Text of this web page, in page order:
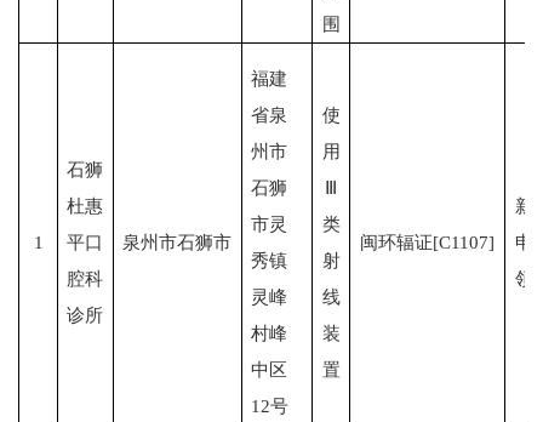
围
1
石狮
杜惠
平口
腔科
诊所
泉州市石狮市
福建
省泉
州市
石狮
市灵
秀镇
灵峰
村峰
中区
12号
使
用
Ⅲ
类
射
线
装
置
闽环辐证[C1107]
新
申
领